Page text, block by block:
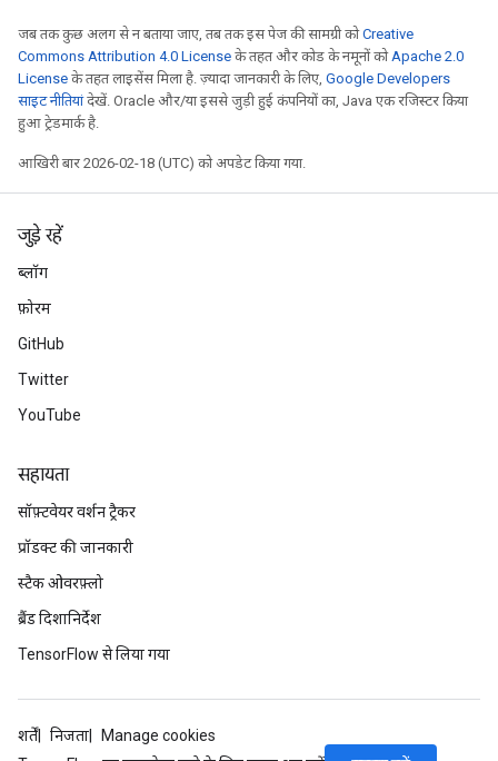
जब तक कुछ अलग से न बताया जाए, तब तक इस पेज की सामग्री कोCreative
Commons Attribution 4.0 License के तहत और कोड के नमूनों कोApache 2.0
License के तहत लाइसेंस मिला है. ज़्यादा जानकारी के लिए, Google Developers
साइट नीतियांदेखें. Oracle और/या इससे जुड़ी हुई कंपनियों का, Java एक रजिस्टर किया
हुआ ट्रेडमार्क है.
आखिरी बार 2026-02-18 (UTC) को अपडेट किया गया.
जुड़े रहें
ब्लॉग
फ़ोरम
GitHub
Twitter
YouTube
सहायता
सॉफ़्टवेयर वर्शन ट्रैकर
प्रॉडक्ट की जानकारी
स्टैक ओवरफ़्लो
ब्रैंड दिशानिर्देश
TensorFlow से लिया गया
शर्तें निजता
Manage cookies